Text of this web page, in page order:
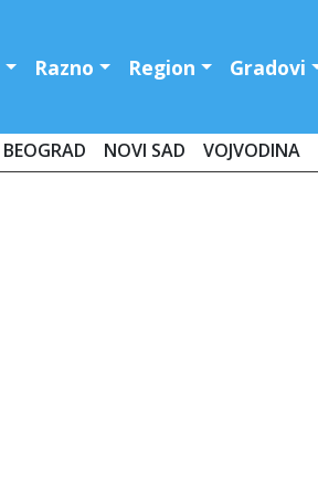
Razno Region Gradovi
BEOGRAD NOVI SAD VOJVODINA